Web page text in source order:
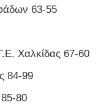
63-55
Χαλκίδας 67-60
84-99
80